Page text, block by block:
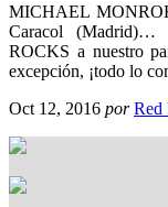
MICHAEL
Caracol (Madrid)…
ROCKS a nuestro
excepción, ¡todo lo
Oct 12, 2016 por Red